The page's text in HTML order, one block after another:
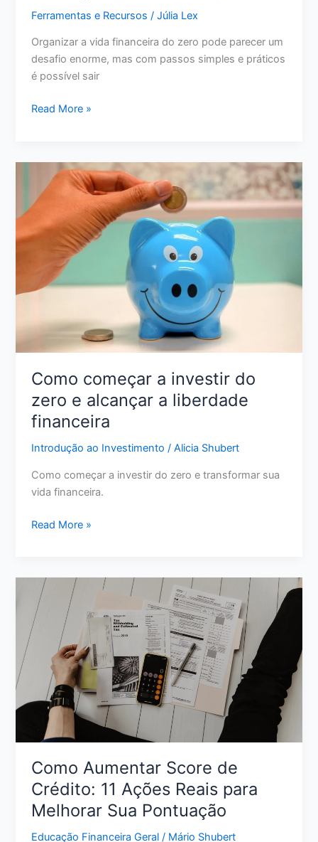
Ferramentas e Recursos /Júlia Lex
Organizar a vida financeira do zero pode parecer um
desafio enorme, mas com passos simples e práticos
é possível sair
Como
Vida
Financeira
do
Zero:
Passo
Passo
para
Sair
Caos
Read More »
Como começar a investir do
zero e alcançar a liberdade
financeira
Introdução ao Investimento /Alicia Shubert
Como começar a investir do zero e transformar sua
vida financeira.
Como
investir
do
zero
e
alcançar
liberdade
financeira
Read More »
Como Aumentar Score de
Crédito: 11 Ações Reais para
Melhorar Sua Pontuação
Educação Financeira Geral / Mário Shubert